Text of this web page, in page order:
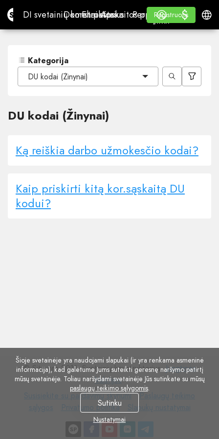
Site.proDI svetainių konstruktorius
DI svetainių konstruktorius
Domenai
DomenaiEl. paštas
El. paštasApskaitos programa
Apskaitos programa
Perpardavėjams
„WHITE LABEL“
Mokymasis
Mokymasis
Registruotis
Registruotis
Prisijungti
$
$
Kategorija
DU kodai (Žinynai)
DU kodai (Žinynai)
Ką reiškia darbo užmokesčio kodai?
Kaip priskirti kitą kor.sąskaitą DU
kodui?
© Site.pro 2011. Svetainių konstruktorius.Jungtinės
Valstijos.
Susisiekite su pardavimų skyriumi
Paslaugų
Paslaugų teikimo
Privatumo politika
Šioje svetainėje yra naudojami slapukai (ir yra renkama asmeninė
informacija), kad galėtume Jums suteikti geresnę naršymo patirtį
mūsų svetainėje. Toliau naršydami svetainėje Jūs sutinkate su mūsų
paslaugų teikimo sąlygomis.
Sutinku
Nustatymai